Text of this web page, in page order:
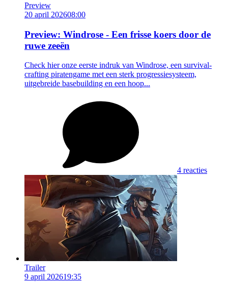
Preview
20 april 202608:00
Preview: Windrose - Een frisse koers door de
ruwe zeeën
Check hier onze eerste indruk van Windrose, een survival-
crafting piratengame met een sterk progressiesysteem,
uitgebreide basebuilding en een hoop...
4 reacties
Trailer
9 april 202619:35